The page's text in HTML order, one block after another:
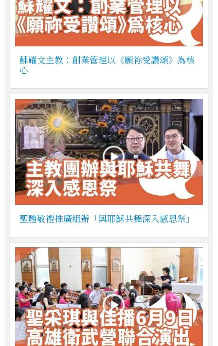
蘇耀文主教：創業管理以《願祢受讚頌》為核
心
聖體敬禮推廣組辦「與耶穌共舞深入感恩祭」